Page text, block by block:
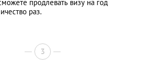
продлевать визу на год
раз.
3